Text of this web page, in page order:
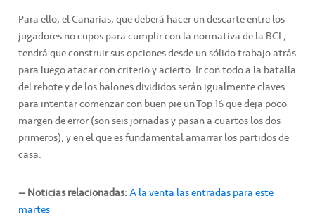
Para ello, el Canarias, que deberá hacer un descarte entre los
jugadores no cupos para cumplir con la normativa de la BCL,
tendrá que construir sus opciones desde un sólido trabajo atrás
para luego atacar con criterio y acierto. Ir con todo a la batalla
del rebote y de los balones divididos serán igualmente claves
para intentar comenzar con buen pie un Top 16 que deja poco
margen de error (son seis jornadas y pasan a cuartos los dos
primeros), y en el que es fundamental amarrar los partidos de
casa.
-- Noticias relacionadas:A la venta las entradas para este
martes